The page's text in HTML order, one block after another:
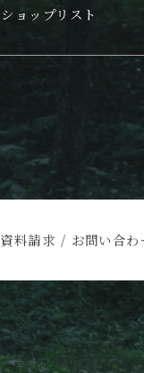
ショップリスト
資料請求 / お問い合わ